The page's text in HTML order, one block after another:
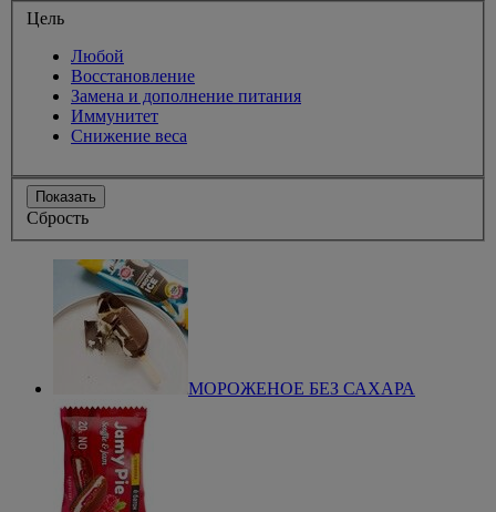
Цель
Любой
Восстановление
Замена и дополнение питания
Иммунитет
Снижение веса
Показать
Сбрость
МОРОЖЕНОЕ БЕЗ САХАРА